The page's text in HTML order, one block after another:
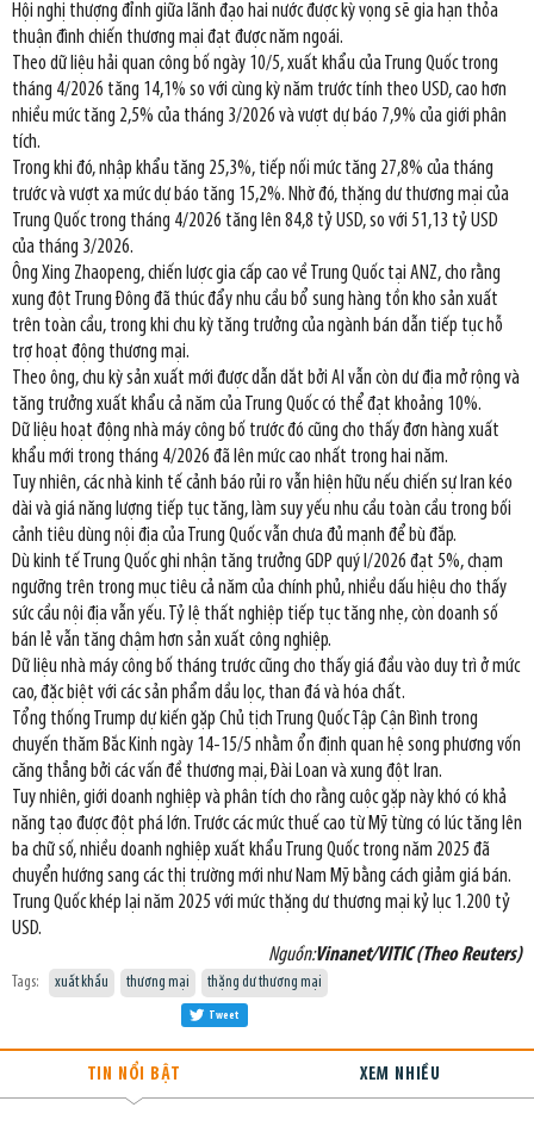
Hội nghị thượng đỉnh giữa lãnh đạo hai nước được kỳ vọng sẽ gia hạn thỏa
thuận đình chiến thương mại đạt được năm ngoái.
Theo dữ liệu hải quan công bố ngày 10/5, xuất khẩu của Trung Quốc trong
tháng 4/2026 tăng 14,1% so với cùng kỳ năm trước tính theo USD, cao hơn
nhiều mức tăng 2,5% của tháng 3/2026 và vượt dự báo 7,9% của giới phân
tích.
Trong khi đó, nhập khẩu tăng 25,3%, tiếp nối mức tăng 27,8% của tháng
trước và vượt xa mức dự báo tăng 15,2%. Nhờ đó, thặng dư thương mại của
Trung Quốc trong tháng 4/2026 tăng lên 84,8 tỷ USD, so với 51,13 tỷ USD
của tháng 3/2026.
Ông Xing Zhaopeng, chiến lược gia cấp cao về Trung Quốc tại ANZ, cho rằng
xung đột Trung Đông đã thúc đẩy nhu cầu bổ sung hàng tồn kho sản xuất
trên toàn cầu, trong khi chu kỳ tăng trưởng của ngành bán dẫn tiếp tục hỗ
trợ hoạt động thương mại.
Theo ông, chu kỳ sản xuất mới được dẫn dắt bởi AI vẫn còn dư địa mở rộng và
tăng trưởng xuất khẩu cả năm của Trung Quốc có thể đạt khoảng 10%.
Dữ liệu hoạt động nhà máy công bố trước đó cũng cho thấy đơn hàng xuất
khẩu mới trong tháng 4/2026 đã lên mức cao nhất trong hai năm.
Tuy nhiên, các nhà kinh tế cảnh báo rủi ro vẫn hiện hữu nếu chiến sự Iran kéo
dài và giá năng lượng tiếp tục tăng, làm suy yếu nhu cầu toàn cầu trong bối
cảnh tiêu dùng nội địa của Trung Quốc vẫn chưa đủ mạnh để bù đắp.
Dù kinh tế Trung Quốc ghi nhận tăng trưởng GDP quý I/2026 đạt 5%, chạm
ngưỡng trên trong mục tiêu cả năm của chính phủ, nhiều dấu hiệu cho thấy
sức cầu nội địa vẫn yếu. Tỷ lệ thất nghiệp tiếp tục tăng nhẹ, còn doanh số
bán lẻ vẫn tăng chậm hơn sản xuất công nghiệp.
Dữ liệu nhà máy công bố tháng trước cũng cho thấy giá đầu vào duy trì ở mức
cao, đặc biệt với các sản phẩm dầu lọc, than đá và hóa chất.
Tổng thống Trump dự kiến gặp Chủ tịch Trung Quốc Tập Cận Bình trong
chuyến thăm Bắc Kinh ngày 14-15/5 nhằm ổn định quan hệ song phương vốn
căng thẳng bởi các vấn đề thương mại, Đài Loan và xung đột Iran.
Tuy nhiên, giới doanh nghiệp và phân tích cho rằng cuộc gặp này khó có khả
năng tạo được đột phá lớn. Trước các mức thuế cao từ Mỹ từng có lúc tăng lên
ba chữ số, nhiều doanh nghiệp xuất khẩu Trung Quốc trong năm 2025 đã
chuyển hướng sang các thị trường mới như Nam Mỹ bằng cách giảm giá bán.
Trung Quốc khép lại năm 2025 với mức thặng dư thương mại kỷ lục 1.200 tỷ
USD.
Nguồn:Vinanet/VITIC (Theo Reuters)
Tags: xuất khẩu thương mại thặng dư thương mại
Tweet
TIN NỔI BẬT XEM NHIỀU